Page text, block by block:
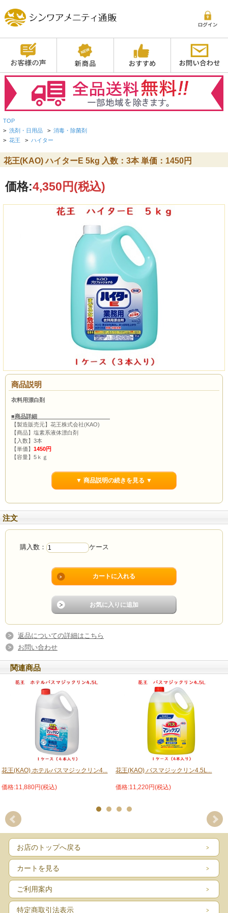
TOP
> 洗剤・日用品 > 消毒・除菌剤
> 花王 > ハイター
花王(KAO) ハイターE 5kg 入数：3本 単価：1450円
価格:4,350円(税込)
商品説明
衣料用漂白剤
■商品詳細
【製造販売元】花王株式会社(KAO)
【商品】塩素系液体漂白剤
【入数】3本
【単価】 1450円
【容量】5ｋｇ
【寸法】本体サイズ：288×210×149mm
上げます。
２・すぐれた除菌・消臭効果があります。
主成分の次亜塩素酸ナトリウムがふきん・おしぼりの除菌・消臭に優れた効
▼ 商品説明の続きを見る ▼
注文
購入数： ケース
返品についての詳細はこちら
お問い合わせ
関連商品
花王(KAO) ホテルバスマジックリン4...
価格:11,880円(税込)
花王(KAO) バスマジックリン4.5L...
価格:11,220円(税込)
お店のトップへ戻る
カートを見る
ご利用案内
特定商取引法表示